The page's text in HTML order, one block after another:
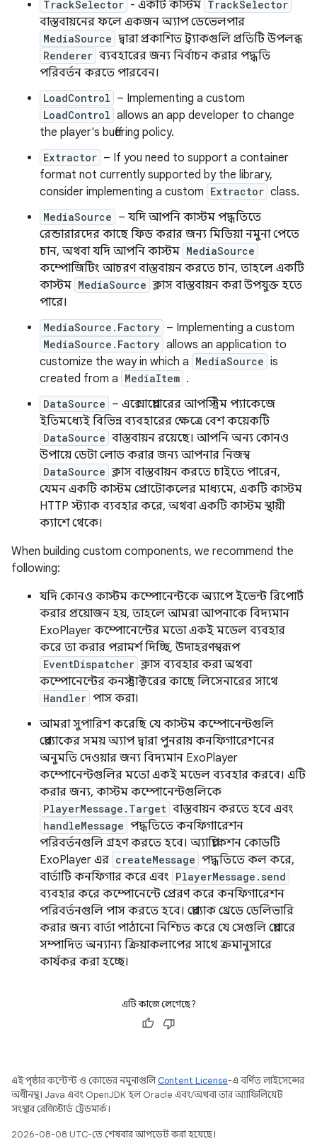
TrackSelector - একটি কাস্টম TrackSelector
বাস্তবায়নের ফলে একজন অ্যাপ ডেভেলপার
MediaSource দ্বারা প্রকাশিত ট্র্যাকগুলি প্রতিটি উপলব্ধ
Renderer ব্যবহারের জন্য নির্বাচন করার পদ্ধতি
পরিবর্তন করতে পারবেন।
LoadControl – Implementing a custom
LoadControl allows an app developer to change
the player's buffering policy.
Extractor – If you need to support a container
format not currently supported by the library,
consider implementing a custom Extractor class.
MediaSource – যদি আপনি কাস্টম পদ্ধতিতে
রেন্ডারারদের কাছে ফিড করার জন্য মিডিয়া নমুনা পেতে
চান, অথবা যদি আপনি কাস্টম MediaSource
কম্পোজিটিং আচরণ বাস্তবায়ন করতে চান, তাহলে একটি
কাস্টম MediaSource ক্লাস বাস্তবায়ন করা উপযুক্ত হতে
পারে।
MediaSource.Factory – Implementing a custom
MediaSource.Factory allows an application to
customize the way in which a MediaSource is
created from a MediaItem .
DataSource – এক্সোপ্লেয়ারের আপস্ট্রিম প্যাকেজে
ইতিমধ্যেই বিভিন্ন ব্যবহারের ক্ষেত্রে বেশ কয়েকটি
DataSource বাস্তবায়ন রয়েছে। আপনি অন্য কোনও
উপায়ে ডেটা লোড করার জন্য আপনার নিজস্ব
DataSource ক্লাস বাস্তবায়ন করতে চাইতে পারেন,
যেমন একটি কাস্টম প্রোটোকলের মাধ্যমে, একটি কাস্টম
HTTP স্ট্যাক ব্যবহার করে, অথবা একটি কাস্টম স্থায়ী
ক্যাশে থেকে।
When building custom components, we recommend the
following:
যদি কোনও কাস্টম কম্পোনেন্টকে অ্যাপে ইভেন্ট রিপোর্ট
করার প্রয়োজন হয়, তাহলে আমরা আপনাকে বিদ্যমান
ExoPlayer কম্পোনেন্টের মতো একই মডেল ব্যবহার
করে তা করার পরামর্শ দিচ্ছি, উদাহরণস্বরূপ
EventDispatcher ক্লাস ব্যবহার করা অথবা
কম্পোনেন্টের কনস্ট্রাক্টরের কাছে লিসেনারের সাথে
Handler পাস করা।
আমরা সুপারিশ করেছি যে কাস্টম কম্পোনেন্টগুলি
প্লেব্যাকের সময় অ্যাপ দ্বারা পুনরায় কনফিগারেশনের
অনুমতি দেওয়ার জন্য বিদ্যমান ExoPlayer
কম্পোনেন্টগুলির মতো একই মডেল ব্যবহার করবে। এটি
করার জন্য, কাস্টম কম্পোনেন্টগুলিকে
PlayerMessage.Target বাস্তবায়ন করতে হবে এবং
handleMessage পদ্ধতিতে কনফিগারেশন
পরিবর্তনগুলি গ্রহণ করতে হবে। অ্যাপ্লিকেশন কোডটি
ExoPlayer এর createMessage পদ্ধতিতে কল করে,
বার্তাটি কনফিগার করে এবং PlayerMessage.send
ব্যবহার করে কম্পোনেন্টে প্রেরণ করে কনফিগারেশন
পরিবর্তনগুলি পাস করতে হবে। প্লেব্যাক থ্রেডে ডেলিভারি
করার জন্য বার্তা পাঠানো নিশ্চিত করে যে সেগুলি প্লেয়ারে
সম্পাদিত অন্যান্য ক্রিয়াকলাপের সাথে ক্রমানুসারে
কার্যকর করা হচ্ছে।
এটি কাজে লেগেছে?
এই পৃষ্ঠার কন্টেন্ট ও কোডের নমুনাগুলিContent License-এ বর্ণিত লাইসেন্সের
অধীনস্থ। Java এবং OpenJDK হল Oracle এবং/অথবা তার অ্যাফিলিয়েট
সংস্থার রেজিস্টার্ড ট্রেডমার্ক।
2026-08-08 UTC-তে শেষবার আপডেট করা হয়েছে।